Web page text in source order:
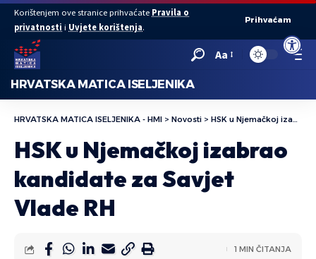
Open
Korištenjem ove stranice prihvaćate Pravila o
privatnosti i Uvjete korištenja.
Prihvaćam
Aa
HRVATSKA MATICA ISELJENIKA
HRVATSKA MATICA ISELJENIKA - HMI > Novosti > HSK u Njemačkoj izabrao kandidate za Savjet Vlade RH
HSK u Njemačkoj izabrao
kandidate za Savjet
Vlade RH
1 MIN ČITANJA